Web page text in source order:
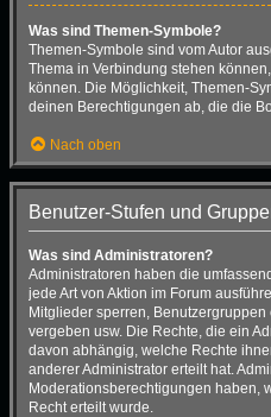
Was sind Themen-Symbole?
Themen-Symbole sind vom Autor
Thema in Verbindung stehen
können. Die Möglichkeit, Themen-
deinen Berechtigungen ab, die die
Nach oben
Benutzer-Stufen und
Was sind Administratoren?
Administratoren haben die
jede Art von Aktion im Forum
Mitglieder sperren,
vergeben usw. Die Rechte, die ein
davon abhängig, welche Rechte
anderer Administrator erteilt hat.
Moderationsberechtigungen haben,
Recht erteilt wurde.